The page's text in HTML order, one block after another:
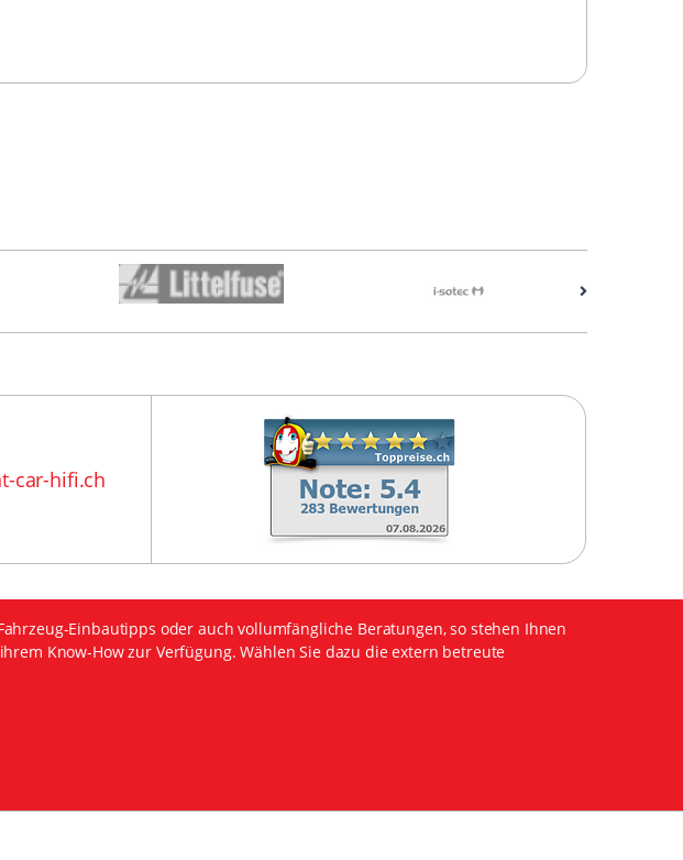
car-hifi.ch
Einbautipps oder auch vollumfängliche Beratungen, so stehen Ihnen
Know-How zur Verfügung. Wählen Sie dazu die extern betreute